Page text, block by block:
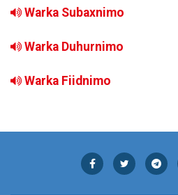
Warka Subaxnimo
Warka Duhurnimo
Warka Fiidnimo